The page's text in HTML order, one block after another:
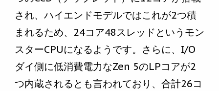
され、ハイエンドモデルではこれが2つ積
まれるため、24コア48スレッドというモン
スターCPUになるようです。さらに、I/O
ダイ側に低消費電力なZen 5のLPコアが2
つ内蔵されるとも言われており、合計26コ